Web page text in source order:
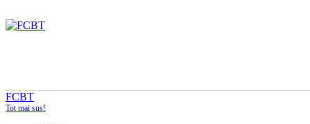
FCBT
Tot mai sus!